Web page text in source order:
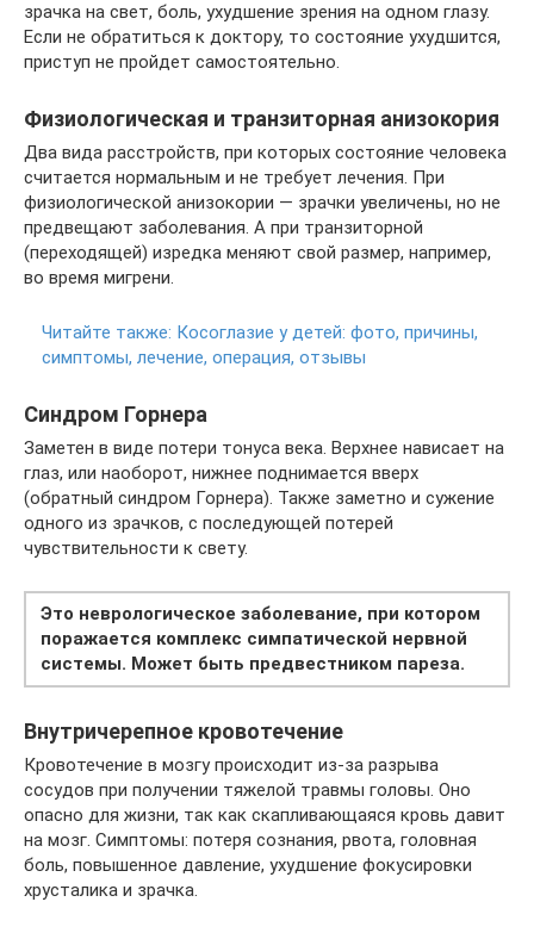
зрачка на свет, боль, ухудшение зрения на одном глазу.
Если не обратиться к доктору, то состояние ухудшится,
приступ не пройдет самостоятельно.
Физиологическая и транзиторная анизокория
Два вида расстройств, при которых состояние человека
считается нормальным и не требует лечения. При
физиологической анизокории — зрачки увеличены, но не
предвещают заболевания. А при транзиторной
(переходящей) изредка меняют свой размер, например,
во время мигрени.
Читайте также: Косоглазие у детей: фото, причины,
симптомы, лечение, операция, отзывы
Синдром Горнера
Заметен в виде потери тонуса века. Верхнее нависает на
глаз, или наоборот, нижнее поднимается вверх
(обратный синдром Горнера). Также заметно и сужение
одного из зрачков, с последующей потерей
чувствительности к свету.
Это неврологическое заболевание, при котором
поражается комплекс симпатической нервной
системы. Может быть предвестником пареза.
Внутричерепное кровотечение
Кровотечение в мозгу происходит из-за разрыва
сосудов при получении тяжелой травмы головы. Оно
опасно для жизни, так как скапливающаяся кровь давит
на мозг. Симптомы: потеря сознания, рвота, головная
боль, повышенное давление, ухудшение фокусировки
хрусталика и зрачка.